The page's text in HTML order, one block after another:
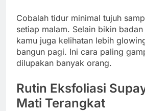
Cobalah tidur minimal tujuh
setiap malam. Selain bikin
kamu juga kelihatan lebih
bangun pagi. Ini cara paling
dilupakan banyak orang.
Rutin Eksfoliasi
Mati Terangkat